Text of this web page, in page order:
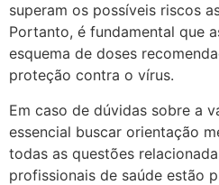
superam os possíveis riscos
Portanto, é fundamental que
esquema de doses
proteção contra o vírus.
Em caso de dúvidas sobre a
essencial buscar orientação
todas as questões
profissionais de saúde estão